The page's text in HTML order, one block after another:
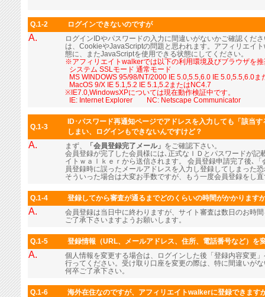
Q.1-2 ログインできないのですが
A.
ログインIDやパスワードの入力に間違いがないかご確認くだ
は、CookieやJavaScriptの問題と思われます。アフィリエイ
態に、またJavaScriptを使用できる状態にしてください。
※アフィリエイトwalkerでは以下の利用環境及びブラウザを
システム SSLモード 通常モード
MS WINDOWS 95/98/NT/2000 IE 5.0,5.5,6.0 IE 5.0,5.5,6.0ま
MacOS 9/X IE 5.1,5.2 IE 5.1,5.2またはNC4.7
※IE7.0,WindowsXPについては現在動作検証中です。
IE: Internet Explorer NC: Netscape Communicator
Q.1-3
ID･パスワード再通知ページでアドレスを入力しても「該当
しまい、ログインもできないんですけど？
A. まず、 「会員登録完了メール」 をご確認下さい。
会員登録が完了した会員様には､正式なＩＤとパスワードが
イトｗａｌｋｅｒから送信されます。 会員登録申請完了後､
員登録時に誤ったメールアドレスを入力し登録してしまった
そういった場合は大変お手数ですが、もう一度会員登録をし
Q.1-4 登録してから審査が通るまでどのくらいの時間がかかります
A.
会員登録は当日中に終わりますが、サイト審査は数日のお時
ご了承下さいますようお願いします。
Q.1-5 登録情報（URL、メールアドレス、住所、電話番号など）を
A.
個人情報を変更する場合は、ログインした後「登録内容変更
行ってください。受け取り口座を変更の際は、特に間違いが
何卒ご了承下さい。
Q.1-6 海外在住なのですが、アフィリエイトwalkerに登録できます